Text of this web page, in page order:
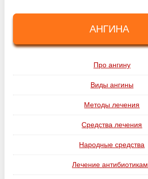
АНГИНА
Про ангину
Виды ангины
Методы лечения
Средства лечения
Народные средства
Лечение